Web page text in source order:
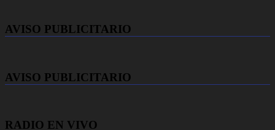
AVISO PUBLICITARIO
AVISO PUBLICITARIO
RADIO EN VIVO